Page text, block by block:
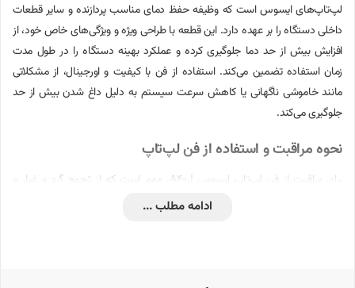
لپ‌تاپ‌های ایسوس است که وظیفه حفظ دمای مناسب پردازنده و سایر قطعات
داخلی دستگاه را بر عهده دارد. این قطعه با طراحی ویژه و ویژگی‌های خاص خود، از
افزایش بیش از حد دما جلوگیری کرده و عملکرد بهینه دستگاه را در طول مدت
زمان استفاده تضمین می‌کند. استفاده از فن با کیفیت و اورجینال، از مشکلاتی
مانند خاموشی ناگهانی یا کاهش سرعت سیستم به دلیل داغ شدن بیش از حد
جلوگیری می‌کند.
نحوه مراقبت و استفاده از فن لپ‌تاپ
برای مراقبت از فن لپ‌تاپ ایسوس A40J، مهم است که از تجمع گرد و غبار و
آلودگی‌ها بر روی فن جلوگیری کنید. این گرد و غبار می‌تواند باعث کاهش عملکرد
ادامه مطلب ...